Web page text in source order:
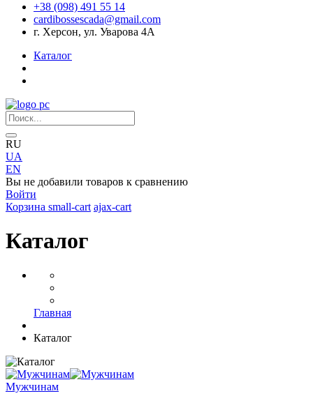
+38 (098) 491 55 14
cardibossescada@gmail.com
г. Херсон, ул. Уварова 4А
Каталог
RU
UA
EN
Вы не добавили товаров к сравнению
Войти
Корзина small-cart ajax-cart
Каталог
Главная
Каталог
Мужчинам